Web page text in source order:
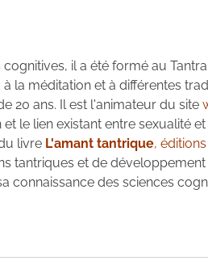
il a été formé au Tantra,
la méditation et à différentes
20 ans. Il est l'animateur du site
le lien existant entre sexualité
livre L'amant tantrique,
tantriques et de
connaissance des sciences